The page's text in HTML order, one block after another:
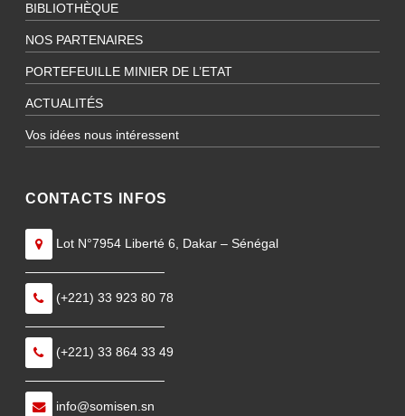
BIBLIOTHÈQUE
NOS PARTENAIRES
PORTEFEUILLE MINIER DE L’ETAT
ACTUALITÉS
Vos idées nous intéressent
CONTACTS INFOS
Lot N°7954 Liberté 6, Dakar – Sénégal
———————————
(+221) 33 923 80 78
———————————
(+221) 33 864 33 49
———————————
info@somisen.sn